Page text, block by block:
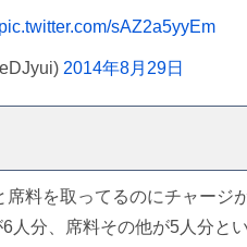
sAZ2a5yyEm
2014年8月29日
料を取ってるのにチャージ
人分、席料その他が5人分と